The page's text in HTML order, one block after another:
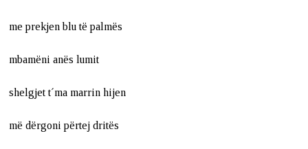
me prekjen blu të palmës
mbamëni anës lumit
shelgjet t´ma marrin hijen
më dërgoni përtej dritës